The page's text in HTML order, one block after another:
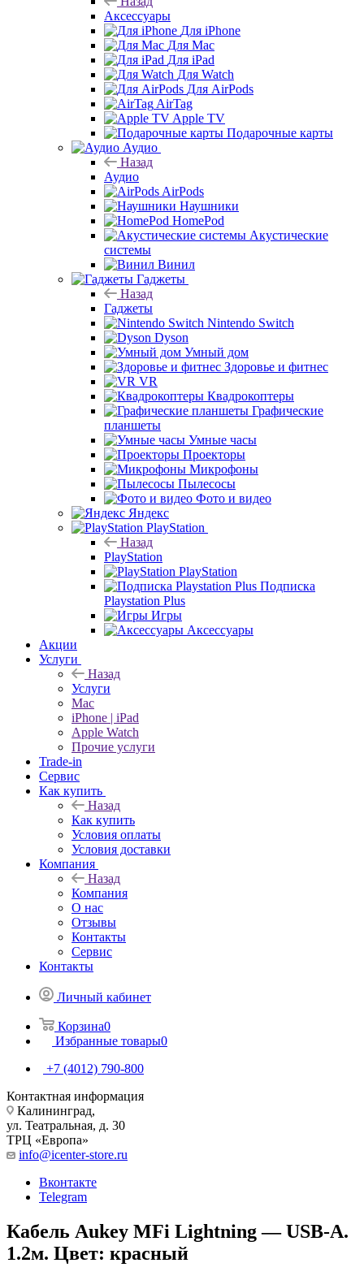
Аксессуары
Для iPhone
Для Mac
Для iPad
Для Watch
Для AirPods
AirTag
Apple TV
Подарочные карты
Аудио
Назад
Аудио
AirPods
Наушники
HomePod
Акустические
системы
Винил
Гаджеты
Назад
Гаджеты
Nintendo Switch
Dyson
Умный дом
Здоровье и фитнес
VR
Квадрокоптеры
Графические
планшеты
Умные часы
Проекторы
Микрофоны
Пылесосы
Фото и видео
Яндекс
PlayStation
Назад
PlayStation
PlayStation
Подписка
Playstation Plus
Игры
Аксессуары
Акции
Услуги
Назад
Услуги
Mac
iPhone | iPad
Apple Watch
Прочие услуги
Trade-in
Сервис
Как купить
Назад
Как купить
Условия оплаты
Условия доставки
Компания
Назад
Компания
О нас
Отзывы
Контакты
Сервис
Контакты
Личный кабинет
Корзина0
Избранные товары0
+7 (4012) 790-800
Контактная информация
Калининград,
ул. Театральная, д. 30
ТРЦ «Европа»
info@icenter-store.ru
Вконтакте
Telegram
Кабель Aukey MFi Lightning — USB-A.
1.2м. Цвет: красный